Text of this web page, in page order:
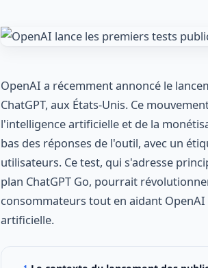
OpenAI a récemment annoncé le
ChatGPT, aux États-Unis. Ce
l'intelligence artificielle et de la
bas des réponses de l'outil, avec un
utilisateurs. Ce test, qui s'adresse
plan ChatGPT Go, pourrait
consommateurs tout en aidant
artificielle.